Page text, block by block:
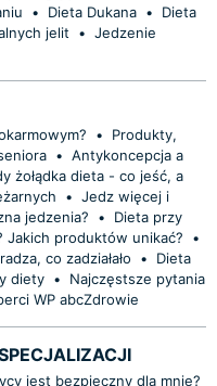
• Dieta Dukana •
Dieta
jelit • Jedzenie
•
Produkty,
• Antykoncepcja a
żołądka dieta - co jeść, a
• Jedz więcej i
jedzenia?
•
Dieta przy
Jakich produktów unikać?
•
co zadziałało
•
Dieta
diety •
Najczęstsze pytania
WP abcZdrowie
jest bezpieczny dla mnie?